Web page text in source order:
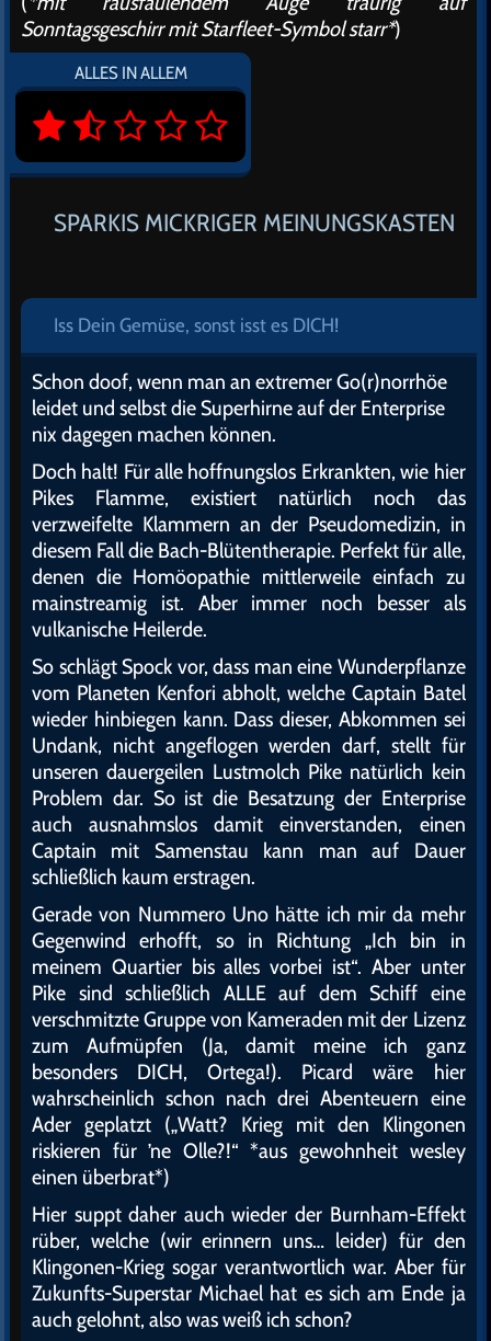
Sonntagsgeschirr mit Starfleet-Symbol starr*)
ALLES IN ALLEM
SPARKIS MICKRIGER MEINUNGSKASTEN
Iss Dein Gemüse, sonst isst es DICH!
Schon doof, wenn man an extremer Go(r)norrhöe
leidet und selbst die Superhirne auf der Enterprise
nix dagegen machen können.
Doch halt! Für alle hoffnungslos Erkrankten, wie hier
Pikes Flamme, existiert natürlich noch das
verzweifelte Klammern an der Pseudomedizin, in
diesem Fall die Bach-Blütentherapie. Perfekt für alle,
denen die Homöopathie mittlerweile einfach zu
mainstreamig ist. Aber immer noch besser als
vulkanische Heilerde.
So schlägt Spock vor, dass man eine Wunderpflanze
vom Planeten Kenfori abholt, welche Captain Batel
wieder hinbiegen kann. Dass dieser, Abkommen sei
Undank, nicht angeflogen werden darf, stellt für
unseren dauergeilen Lustmolch Pike natürlich kein
Problem dar. So ist die Besatzung der Enterprise
auch ausnahmslos damit einverstanden, einen
Captain mit Samenstau kann man auf Dauer
schließlich kaum erstragen.
Gerade von Nummero Uno hätte ich mir da mehr
Gegenwind erhofft, so in Richtung „Ich bin in
meinem Quartier bis alles vorbei ist“. Aber unter
Pike sind schließlich ALLE auf dem Schiff eine
verschmitzte Gruppe von Kameraden mit der Lizenz
zum Aufmüpfen (Ja, damit meine ich ganz
besonders DICH, Ortega!). Picard wäre hier
wahrscheinlich schon nach drei Abenteuern eine
Ader geplatzt („Watt? Krieg mit den Klingonen
riskieren für ’ne Olle?!“ *aus gewohnheit wesley
einen überbrat*)
Hier suppt daher auch wieder der Burnham-Effekt
rüber, welche (wir erinnern uns… leider) für den
Klingonen-Krieg sogar verantwortlich war. Aber für
Zukunfts-Superstar Michael hat es sich am Ende ja
auch gelohnt, also was weiß ich schon?